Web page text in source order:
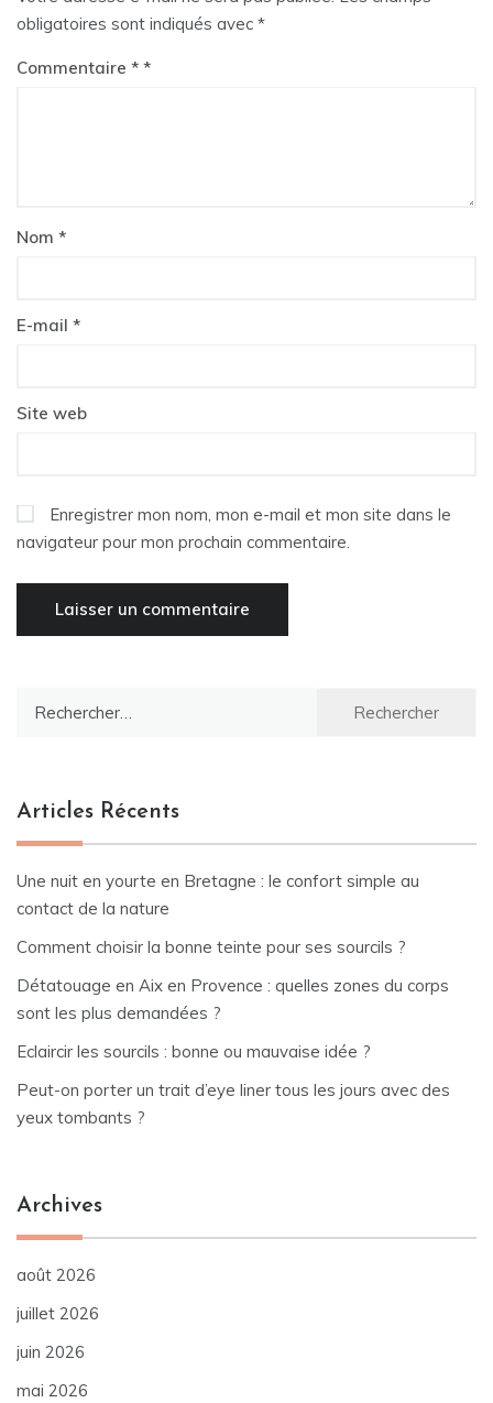
obligatoires sont indiqués avec *
Commentaire *
Nom *
E-mail *
Site web
Enregistrer mon nom, mon e-mail et mon site dans le
navigateur pour mon prochain commentaire.
Articles Récents
Une nuit en yourte en Bretagne : le confort simple au
contact de la nature
Comment choisir la bonne teinte pour ses sourcils ?
Détatouage en Aix en Provence : quelles zones du corps
sont les plus demandées ?
Eclaircir les sourcils : bonne ou mauvaise idée ?
Peut-on porter un trait d’eye liner tous les jours avec des
yeux tombants ?
Archives
août 2026
juillet 2026
juin 2026
mai 2026